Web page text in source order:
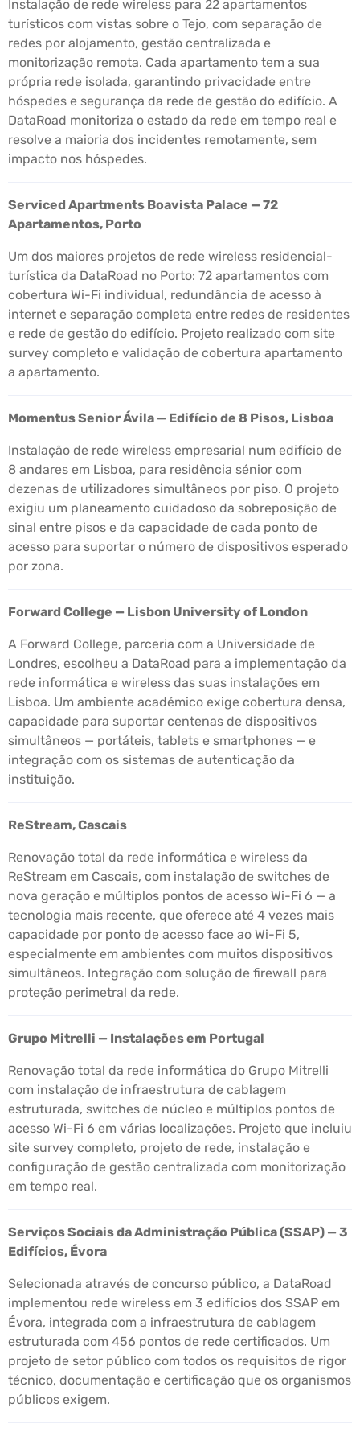
Instalação de rede wireless para 22 apartamentos
turísticos com vistas sobre o Tejo, com separação de
redes por alojamento, gestão centralizada e
monitorização remota. Cada apartamento tem a sua
própria rede isolada, garantindo privacidade entre
hóspedes e segurança da rede de gestão do edifício. A
DataRoad monitoriza o estado da rede em tempo real e
resolve a maioria dos incidentes remotamente, sem
impacto nos hóspedes.
Serviced Apartments Boavista Palace — 72
Apartamentos, Porto
Um dos maiores projetos de rede wireless residencial-
turística da DataRoad no Porto: 72 apartamentos com
cobertura Wi-Fi individual, redundância de acesso à
internet e separação completa entre redes de residentes
e rede de gestão do edifício. Projeto realizado com site
survey completo e validação de cobertura apartamento
a apartamento.
Momentus Senior Ávila — Edifício de 8 Pisos, Lisboa
Instalação de rede wireless empresarial num edifício de
8 andares em Lisboa, para residência sénior com
dezenas de utilizadores simultâneos por piso. O projeto
exigiu um planeamento cuidadoso da sobreposição de
sinal entre pisos e da capacidade de cada ponto de
acesso para suportar o número de dispositivos esperado
por zona.
Forward College — Lisbon University of London
A Forward College, parceria com a Universidade de
Londres, escolheu a DataRoad para a implementação da
rede informática e wireless das suas instalações em
Lisboa. Um ambiente académico exige cobertura densa,
capacidade para suportar centenas de dispositivos
simultâneos — portáteis, tablets e smartphones — e
integração com os sistemas de autenticação da
instituição.
ReStream, Cascais
Renovação total da rede informática e wireless da
ReStream em Cascais, com instalação de switches de
nova geração e múltiplos pontos de acesso Wi-Fi 6 — a
tecnologia mais recente, que oferece até 4 vezes mais
capacidade por ponto de acesso face ao Wi-Fi 5,
especialmente em ambientes com muitos dispositivos
simultâneos. Integração com solução de firewall para
proteção perimetral da rede.
Grupo Mitrelli — Instalações em Portugal
Renovação total da rede informática do Grupo Mitrelli
com instalação de infraestrutura de cablagem
estruturada, switches de núcleo e múltiplos pontos de
acesso Wi-Fi 6 em várias localizações. Projeto que incluiu
site survey completo, projeto de rede, instalação e
configuração de gestão centralizada com monitorização
em tempo real.
Serviços Sociais da Administração Pública (SSAP) — 3
Edifícios, Évora
Selecionada através de concurso público, a DataRoad
implementou rede wireless em 3 edifícios dos SSAP em
Évora, integrada com a infraestrutura de cablagem
estruturada com 456 pontos de rede certificados. Um
projeto de setor público com todos os requisitos de rigor
técnico, documentação e certificação que os organismos
públicos exigem.